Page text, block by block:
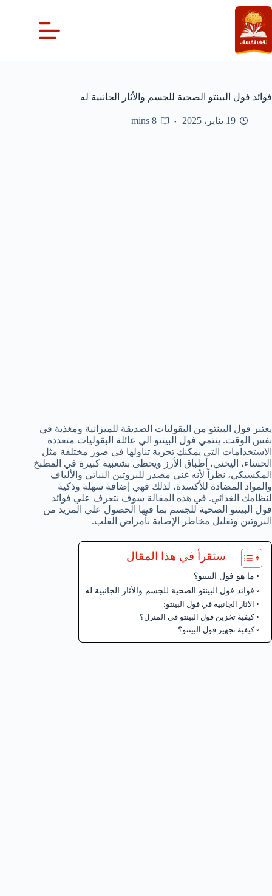
التجاوز
إلى
المحتوى
فوائد فول البينتو الصحية للجسم والأثار الجانبية له
19 يناير، 2025 8 mins
يعتبر فول البينتو من البقوليات الصديقة للميزانية ومغذية في
نفس الوقت. ينتمي فول البينتو الي عائلة البقوليات متعددة
الاستخدامات التي يمكنك تجربة تناولها في صور مختلفة مثل
الحساء، اليخني، أطباق الأرز ويحظى بشعبية كبيرة في المطبخ
المكسيكي، نظراً لأنه غني مصدر للبروتين النباتي والألياف
والمواد المضادة للأكسدة، لذلك فهي إضافة سهلة وذكية
لنظامك الغذائي. في هذه المقالة سوف نتعرف علي فوائد
فول البينتو الصحية للجسم بما فيها الحصول علي المزيد من
البروتين وتقليل مخاطر الإصابة بأمراض القلب.
ستقرأ في هذا المقال
ما هو فول البينتو؟
فوائد فول البينتو الصحية للجسم والأثار الجانبية له
الاثار الجانبية في فول البينتو:
كيفية تخزين فول البينتو في المنزل؟
كيفية تجهيز فول البينتو؟